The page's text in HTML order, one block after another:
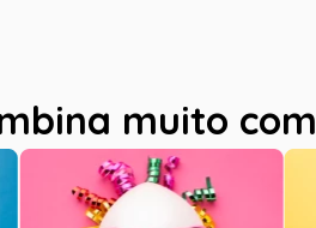
muito com